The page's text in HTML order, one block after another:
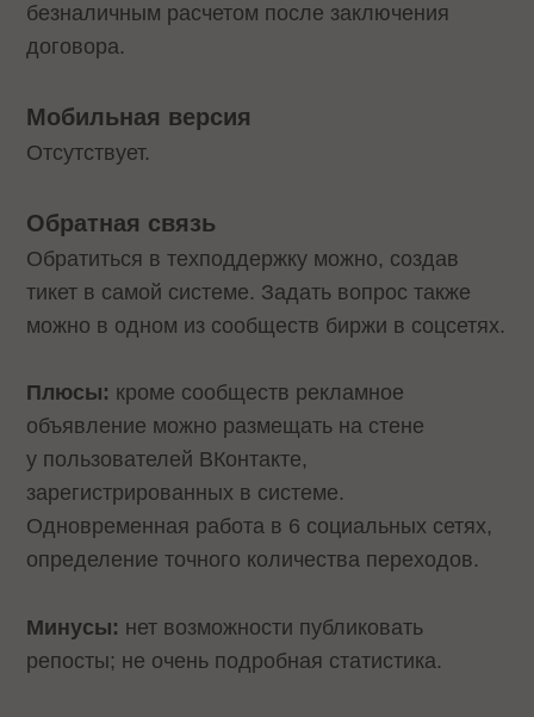
безналичным расчетом после заключения
договора.
Мобильная версия
Отсутствует.
Обратная связь
Обратиться в техподдержку можно, создав
тикет в самой системе. Задать вопрос также
можно в одном из сообществ биржи в соцсетях.
Плюсы: кроме сообществ рекламное
объявление можно размещать на стене
у пользователей ВКонтакте,
зарегистрированных в системе.
Одновременная работа в 6 социальных сетях,
определение точного количества переходов.
Минусы: нет возможности публиковать
репосты; не очень подробная статистика.